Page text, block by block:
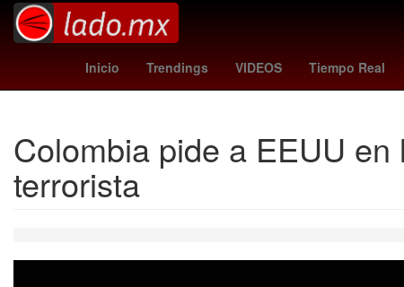
Inicio Trendings VIDEOS Tiempo Real
Dólar estadounidense skarsgard columbus crew -
Colombia pide a EEUU
terrorista